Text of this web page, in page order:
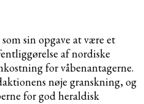
sin opgave at være et
af nordiske
for våbenantagerne.
nøje granskning, og
for god heraldisk